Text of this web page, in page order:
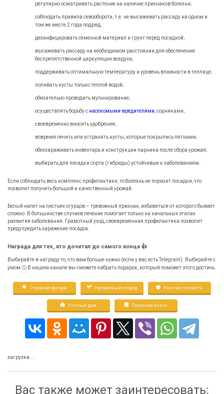
регулярно осматривать растение на наличие признаков болезни;
соблюдать правила севооборота, т.е. не высаживать рассаду на одном и
том же месте 2 года подряд;
дезинфицировать семенной материал и грунт перед посадкой;
высаживать рассаду на необходимом расстоянии для обеспечения
беспрепятственной циркуляции воздуха;
поддерживать оптимальную температуру и уровень влажности в теплице;
поливать кусты только теплой водой;
обязательно проводить мульчирование;
осуществлять борьбу с насекомыми-вредителями , сорняками;
своевременно вносить удобрения;
вовремя лечить или устранять кусты, которые покрылись пятнами;
обеззараживать инвентарь и конструкции парника после сбора урожая;
выбирать для посадки сорта (гибриды) устойчивые к заболеваниям.
Если соблюдать весь комплекс профилактики, то болезнь не поразит посадки, что
позволит получить большой и качественный урожай.
Белый налет на листьях огурцов – тревожный признак, избавиться от которого бывает
сложно. В большинстве случаев лечение помогает только на начальных этапах
развития заболевания. Грамотный уход, своевременная профилактика позволит
предупредить заражение посадок.
Награда для тех, кто дочитал до самого конца 👍
Выбирайте в награду то, что вам больше нужно (если у вас есть Telegram). Выбирайте с
умом 🙂 В нашем канале вы сможете забрать подарок, который поможет этого достичь.
Стройная фигура Урожайный огород Умение готовить
Уютный дом Полезная книга
загрузка...
Вас также может заинтересовать: